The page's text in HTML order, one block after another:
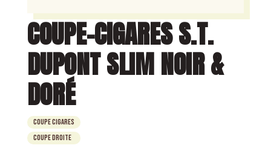
COUPE-CIGARES S.T.
DUPONT SLIM NOIR &
DORÉ
Coupe Cigares
Coupe Droite